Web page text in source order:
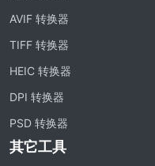
AVIF 转换器
TIFF 转换器
HEIC 转换器
DPI 转换器
PSD 转换器
其它工具